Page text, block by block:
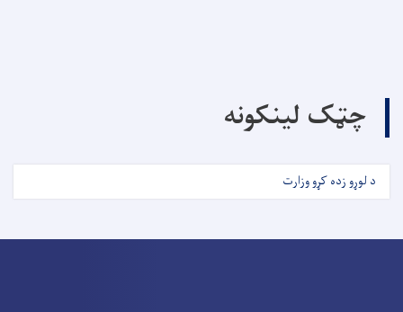
چټک لینکونه
د لوړو زده کړو وزارت